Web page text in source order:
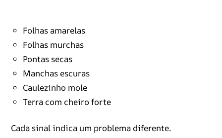
Folhas amarelas
Folhas murchas
Pontas secas
Manchas escuras
Caulezinho mole
Terra com cheiro forte
Cada sinal indica um problema diferente.